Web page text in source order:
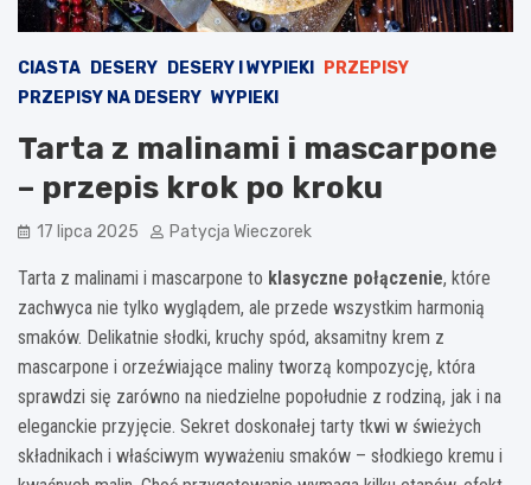
CIASTA DESERY DESERY I WYPIEKI
PRZEPISY
PRZEPISY NA DESERY WYPIEKI
Tarta z malinami i mascarpone
– przepis krok po kroku
17 lipca 2025 Patycja Wieczorek
Tarta z malinami i mascarpone to klasyczne połączenie, które
zachwyca nie tylko wyglądem, ale przede wszystkim harmonią
smaków. Delikatnie słodki, kruchy spód, aksamitny krem z
mascarpone i orzeźwiające maliny tworzą kompozycję, która
sprawdzi się zarówno na niedzielne popołudnie z rodziną, jak i na
eleganckie przyjęcie. Sekret doskonałej tarty tkwi w świeżych
składnikach i właściwym wyważeniu smaków – słodkiego kremu i